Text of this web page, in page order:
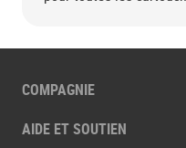
COMPAGNIE
AIDE ET SOUTIEN